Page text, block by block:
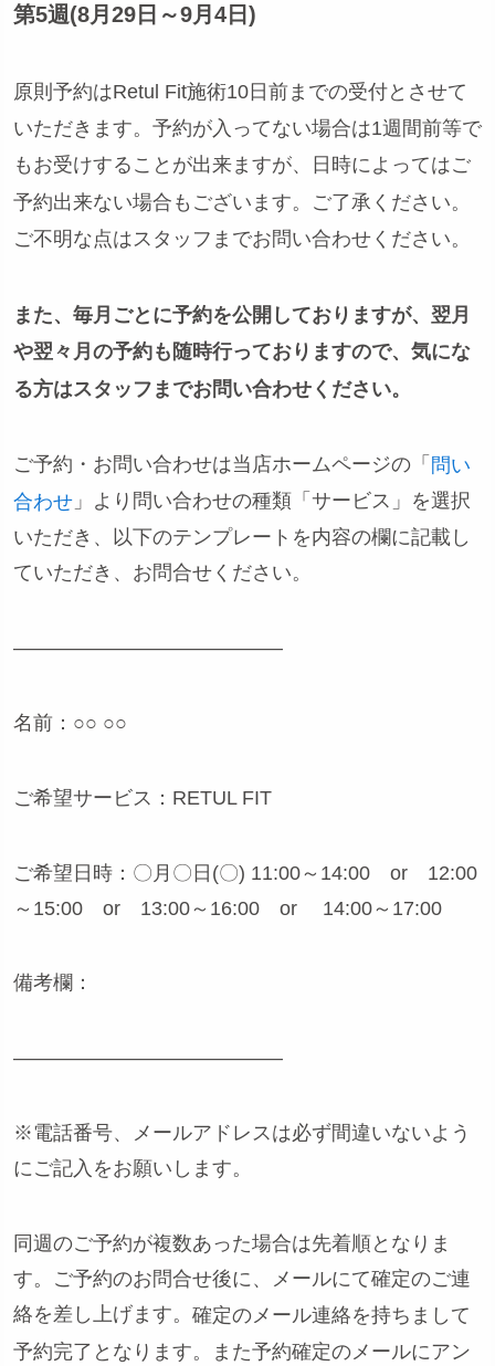
第5週(8月29日～9月4日)
原則予約はRetul Fit施術10日前までの受付とさせて
いただきます。予約が入ってない場合は1週間前等で
もお受けすることが出来ますが、日時によってはご
予約出来ない場合もございます。ご了承ください。
ご不明な点はスタッフまでお問い合わせください。
また、毎月ごとに予約を公開しておりますが、翌月
や翌々月の予約も随時行っておりますので、気にな
る方はスタッフまでお問い合わせください。
ご予約・お問い合わせは当店ホームページの「 問い
合わせ」より問い合わせの種類「サービス」を選択
いただき、以下のテンプレートを内容の欄に記載し
ていただき、お問合せください。
—————————————–
名前：○○ ○○
ご希望サービス：RETUL FIT
ご希望日時：〇月〇日(〇) 11:00～14:00 or 12:00
～15:00 or 13:00～16:00 or 14:00～17:00
備考欄：
—————————————–
※電話番号、メールアドレスは必ず間違いないよう
にご記入をお願いします。
同週のご予約が複数あった場合は先着順となりま
す。ご予約のお問合せ後に、メールにて確定のご連
絡を差し上げます。 確定のメール連絡を持ちまして
予約完了となります。また予約確定のメールにアン